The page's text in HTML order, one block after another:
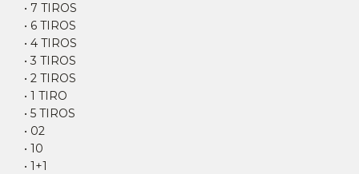
• 7 TIROS
• 6 TIROS
• 4 TIROS
• 3 TIROS
• 2 TIROS
• 1 TIRO
• 5 TIROS
• 02
• 10
• 1+1